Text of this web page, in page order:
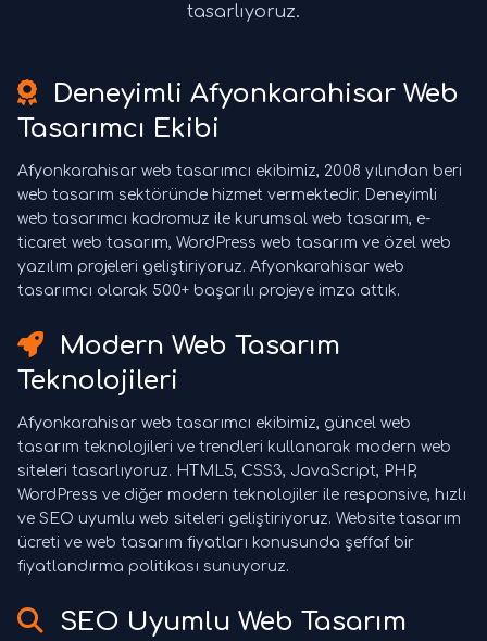
tasarlıyoruz.
Deneyimli Afyonkarahisar Web
Tasarımcı Ekibi
Afyonkarahisar web tasarımcı ekibimiz, 2008 yılından beri
web tasarım sektöründe hizmet vermektedir. Deneyimli
web tasarımcı kadromuz ile kurumsal web tasarım, e-
ticaret web tasarım, WordPress web tasarım ve özel web
yazılım projeleri geliştiriyoruz. Afyonkarahisar web
tasarımcı olarak 500+ başarılı projeye imza attık.
Modern Web Tasarım
Teknolojileri
Afyonkarahisar web tasarımcı ekibimiz, güncel web
tasarım teknolojileri ve trendleri kullanarak modern web
siteleri tasarlıyoruz. HTML5, CSS3, JavaScript, PHP,
WordPress ve diğer modern teknolojiler ile responsive, hızlı
ve SEO uyumlu web siteleri geliştiriyoruz. Website tasarım
ücreti ve web tasarım fiyatları konusunda şeffaf bir
fiyatlandırma politikası sunuyoruz.
SEO Uyumlu Web Tasarım